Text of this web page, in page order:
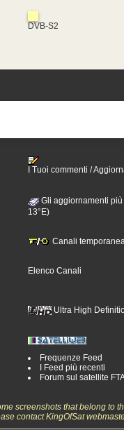
DVB-S2
I Tuoi commenti /
Gli aggiornamenti più
13°E)
Canali
Elenco Canali
Ultra High
Frequenze Feed
I Feed più recenti
Forum sul satellite
screenshots that belong to
contact KingOfSat